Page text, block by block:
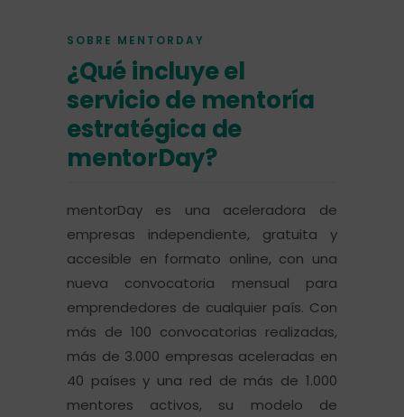
SOBRE MENTORDAY
¿Qué incluye el
servicio de mentoría
estratégica de
mentorDay?
mentorDay es una aceleradora de
empresas independiente, gratuita y
accesible en formato online, con una
nueva convocatoria mensual para
emprendedores de cualquier país. Con
más de 100 convocatorias realizadas,
más de 3.000 empresas aceleradas en
40 países y una red de más de 1.000
mentores activos, su modelo de